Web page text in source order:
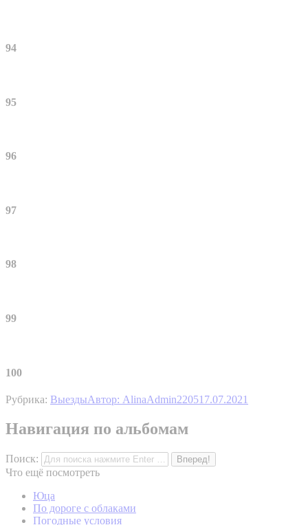
94
95
96
97
98
99
100
Рубрика: ВыездыАвтор: AlinaAdmin220517.07.2021
Навигация по альбомам
Поиск:
Что ещё посмотреть
Юца
По дороге с облаками
Погодные условия